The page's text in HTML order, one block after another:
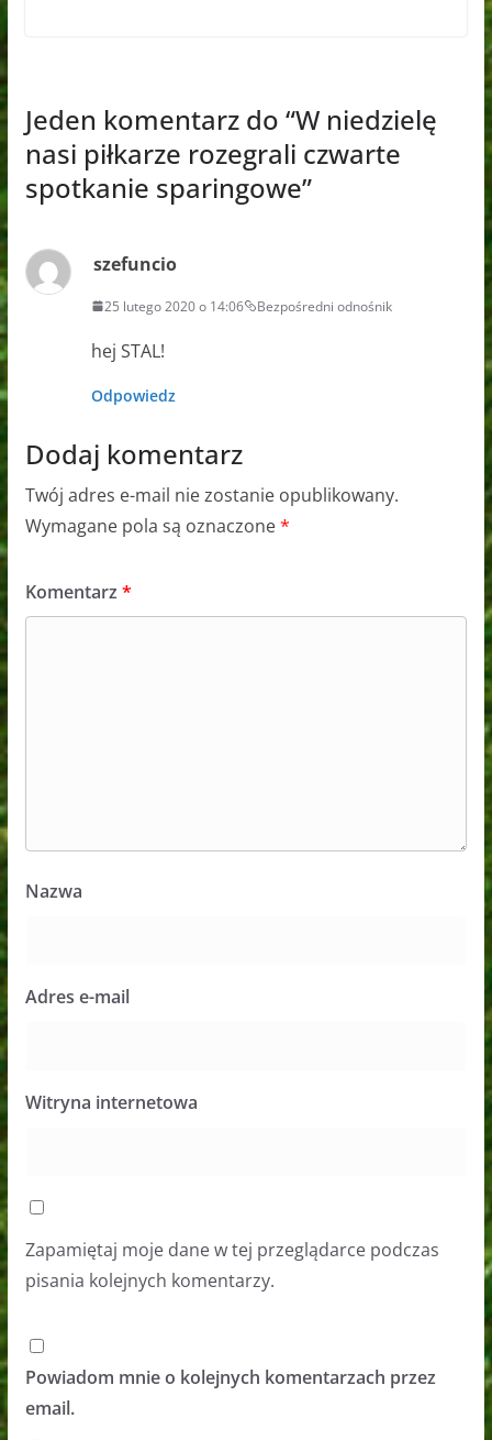
Jeden komentarz do “W niedzielę
nasi piłkarze rozegrali czwarte
spotkanie sparingowe”
szefuncio
25 lutego 2020 o 14:06 Bezpośredni odnośnik
hej STAL!
Odpowiedz
Dodaj komentarz
Twój adres e-mail nie zostanie opublikowany.
Wymagane pola są oznaczone*
Komentarz *
Nazwa
Adres e-mail
Witryna internetowa
Zapamiętaj moje dane w tej przeglądarce podczas
pisania kolejnych komentarzy.
Powiadom mnie o kolejnych komentarzach przez
email.